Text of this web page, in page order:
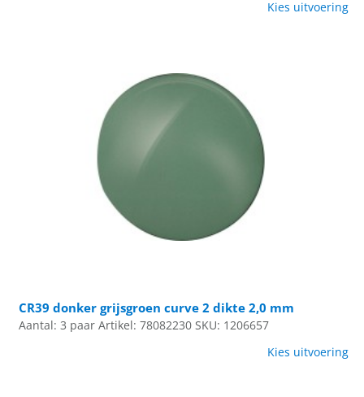
Kies uitvoering
CR39 donker grijsgroen curve 2 dikte 2,0 mm
Aantal: 3 paar Artikel: 78082230 SKU: 1206657
Kies uitvoering